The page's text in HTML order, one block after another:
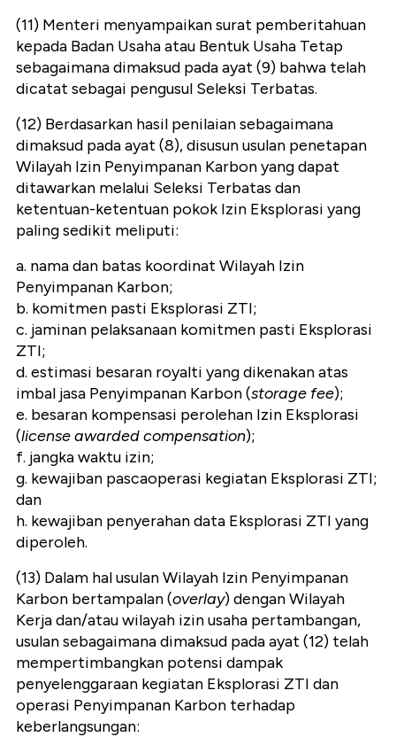
(11) Menteri menyampaikan surat pemberitahuan
kepada Badan Usaha atau Bentuk Usaha Tetap
sebagaimana dimaksud pada ayat (9) bahwa telah
dicatat sebagai pengusul Seleksi Terbatas.
(12) Berdasarkan hasil penilaian sebagaimana
dimaksud pada ayat (8), disusun usulan penetapan
Wilayah Izin Penyimpanan Karbon yang dapat
ditawarkan melalui Seleksi Terbatas dan
ketentuan-ketentuan pokok Izin Eksplorasi yang
paling sedikit meliputi:
a. nama dan batas koordinat Wilayah Izin
Penyimpanan Karbon;
b. komitmen pasti Eksplorasi ZTI;
c. jaminan pelaksanaan komitmen pasti Eksplorasi
ZTI;
d. estimasi besaran royalti yang dikenakan atas
imbal jasa Penyimpanan Karbon (storage fee);
e. besaran kompensasi perolehan Izin Eksplorasi
(license awarded compensation);
f. jangka waktu izin;
g. kewajiban pascaoperasi kegiatan Eksplorasi ZTI;
dan
h. kewajiban penyerahan data Eksplorasi ZTI yang
diperoleh.
(13) Dalam hal usulan Wilayah Izin Penyimpanan
Karbon bertampalan (overlay) dengan Wilayah
Kerja dan/atau wilayah izin usaha pertambangan,
usulan sebagaimana dimaksud pada ayat (12) telah
mempertimbangkan potensi dampak
penyelenggaraan kegiatan Eksplorasi ZTI dan
operasi Penyimpanan Karbon terhadap
keberlangsungan: